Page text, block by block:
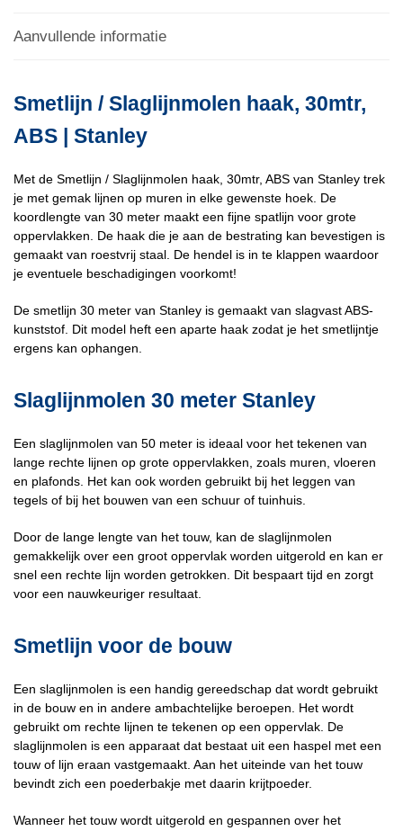
Aanvullende informatie
Smetlijn / Slaglijnmolen haak, 30mtr,
ABS | Stanley
Met de Smetlijn / Slaglijnmolen haak, 30mtr, ABS van Stanley trek
je met gemak lijnen op muren in elke gewenste hoek. De
koordlengte van 30 meter maakt een fijne spatlijn voor grote
oppervlakken. De haak die je aan de bestrating kan bevestigen is
gemaakt van roestvrij staal. De hendel is in te klappen waardoor
je eventuele beschadigingen voorkomt!
De smetlijn 30 meter van Stanley is gemaakt van slagvast ABS-
kunststof. Dit model heft een aparte haak zodat je het smetlijntje
ergens kan ophangen.
Slaglijnmolen 30 meter Stanley
Een slaglijnmolen van 50 meter is ideaal voor het tekenen van
lange rechte lijnen op grote oppervlakken, zoals muren, vloeren
en plafonds. Het kan ook worden gebruikt bij het leggen van
tegels of bij het bouwen van een schuur of tuinhuis.
Door de lange lengte van het touw, kan de slaglijnmolen
gemakkelijk over een groot oppervlak worden uitgerold en kan er
snel een rechte lijn worden getrokken. Dit bespaart tijd en zorgt
voor een nauwkeuriger resultaat.
Smetlijn voor de bouw
Een slaglijnmolen is een handig gereedschap dat wordt gebruikt
in de bouw en in andere ambachtelijke beroepen. Het wordt
gebruikt om rechte lijnen te tekenen op een oppervlak. De
slaglijnmolen is een apparaat dat bestaat uit een haspel met een
touw of lijn eraan vastgemaakt. Aan het uiteinde van het touw
bevindt zich een poederbakje met daarin krijtpoeder.
Wanneer het touw wordt uitgerold en gespannen over het